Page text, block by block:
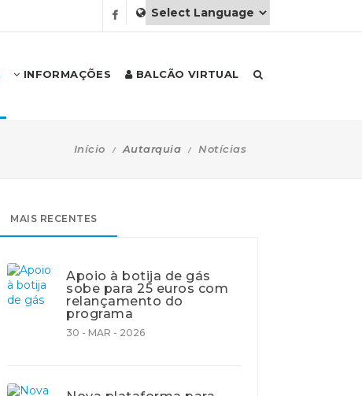
INFORMAÇÕES BALCÃO VIRTUAL
Início Autarquia Notícias
MAIS RECENTES
Apoio à botija de gás
sobe para 25 euros com
relançamento do
programa
30 - MAR - 2026